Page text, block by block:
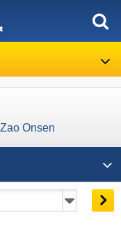
Onsen